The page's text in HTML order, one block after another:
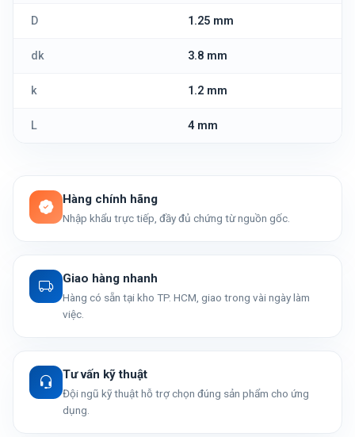
D 1.25 mm
dk 3.8 mm
k 1.2 mm
L 4 mm
Hàng chính hãng
Nhập khẩu trực tiếp, đầy đủ chứng từ nguồn gốc.
Giao hàng nhanh
Hàng có sẵn tại kho TP. HCM, giao trong vài ngày làm
việc.
Tư vấn kỹ thuật
Đội ngũ kỹ thuật hỗ trợ chọn đúng sản phẩm cho ứng
dụng.